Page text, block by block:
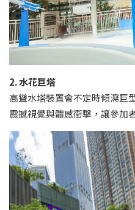
2. 水花巨塔
高聳水塔裝置會不定時傾瀉巨
震撼視覺與體感衝擊，讓參加